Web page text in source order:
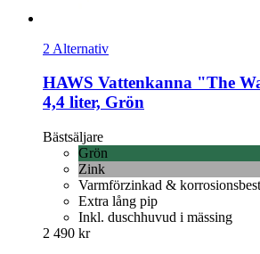
2 Alternativ
HAWS Vattenkanna "The
4,4 liter, Grön
Bästsäljare
Grön
Zink
Varmförzinkad &
Extra lång pip
Inkl. duschhuvud i mässing
2 490 kr